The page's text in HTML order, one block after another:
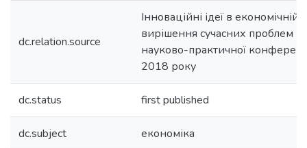
dc.relation.source
Інноваційні ідеї в економічній
вирішення сучасних проблем
науково-практичної
2018 року
dc.status first published
dc.subject економіка